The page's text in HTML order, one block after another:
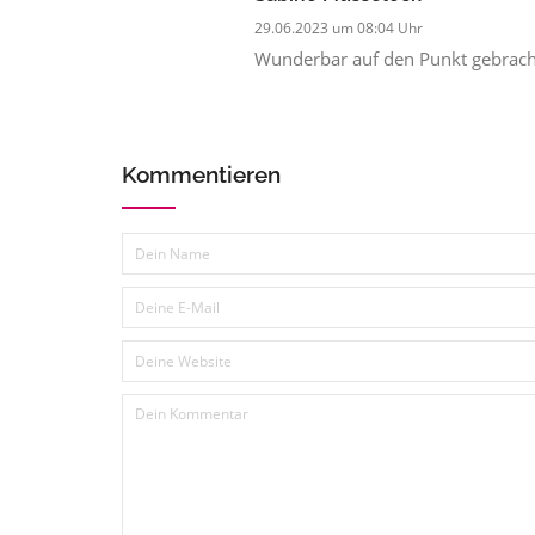
29.06.2023 um 08:04 Uhr
Wunderbar auf den Punkt
Kommentieren